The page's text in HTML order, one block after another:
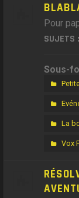
Pour
SUJETS :
Sous-
La
Vox